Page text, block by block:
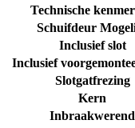
Technische
Schuifdeur
Inclusief slot
Inclusief
Slotgatfrezing
Kern
Inbraakwerend